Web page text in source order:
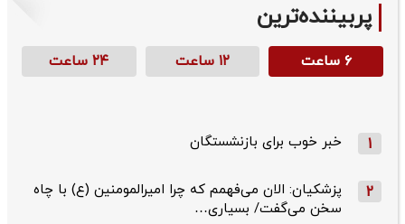
پربیننده‌ترین
۶ ساعت ۱۲ ساعت ۲۴ ساعت
1 خبر خوب برای بازنشستگان
2
پزشکیان: الان می‌فهمم که چرا امیرالمومنین (ع) با چاه
سخن می‌گفت/ بسیاری…